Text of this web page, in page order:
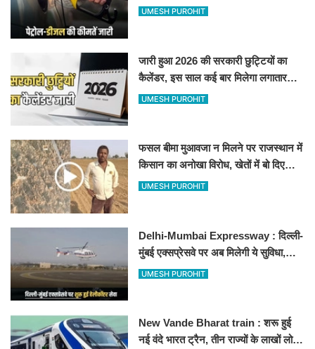
जानिए बीकानेर समेत पुरे प्रदेश में नए रेट
UMESH PUROHIT
जारी हुआ 2026 की सरकारी छुट्टियों का
कैलेंडर, इस साल कई बार मिलेगा लगातार
अवकाश, देखें
UMESH PUROHIT
फसल बीमा मुआवजा न मिलने पर राजस्थान में
किसान का अनोखा विरोध, खेतों में बो दिए
500-500 रुपए के नोट, वीडियो वायरल
UMESH PUROHIT
Delhi-Mumbai Expressway : दिल्ली-
मुंबई एक्सप्रेसवे पर अब मिलेगी ये सुविधा,
हेलीकॉप्टर सर्विस से तुरंत घायल पहुंचेगा
UMESH PUROHIT
New Vande Bharat train : शरू हुई
नई वंदे भारत ट्रैन, तीन राज्यों के लाखों लोगों